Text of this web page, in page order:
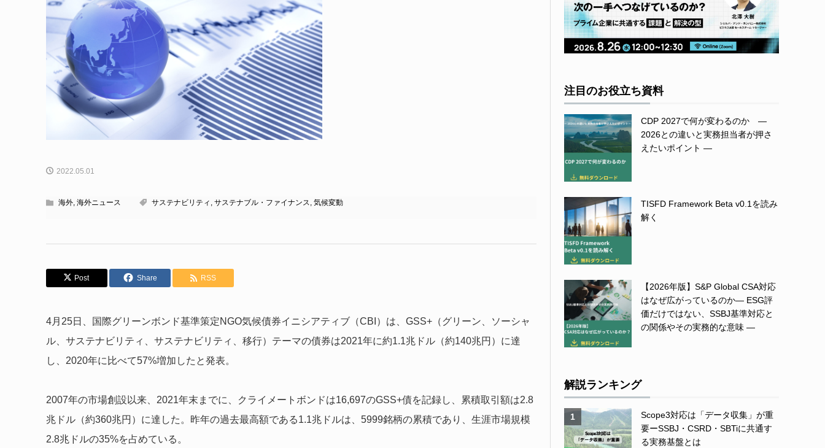
2022.05.01
海外, 海外ニュース サステナビリティ , サステナブル・ファイナンス, 気候変動
Post Share RSS
4月25日、国際グリーンボンド基準策定NGO気候債券イニシアティブ（CBI）は、GSS+（グリーン、ソーシャ
ル、サステナビリティ、サステナビリティ、移行）テーマの債券は2021年に約1.1兆ドル（約140兆円）に達
し、2020年に比べて57%増加したと発表。
2007年の市場創設以来、2021年末までに、クライメートボンドは16,697のGSS+債を記録し、累積取引額は2.8
兆ドル（約360兆円）に達した。昨年の過去最高額である1.1兆ドルは、5999銘柄の累積であり、生涯市場規模
2.8兆ドルの35%を占めている。
注目のお役立ち資料
CDP 2027で何が変わるのか ―
2026との違いと実務担当者が押さ
えたいポイント ―
TISFD Framework Beta v0.1を読み
解く
【2026年版】S&P Global CSA対応
はなぜ広がっているのか― ESG評
価だけではない、SSBJ基準対応と
の関係やその実務的な意味 ―
解説ランキング
1
Scope3対応は「データ収集」が重
要ーSSBJ・CSRD・SBTiに共通す
る実務基盤とは